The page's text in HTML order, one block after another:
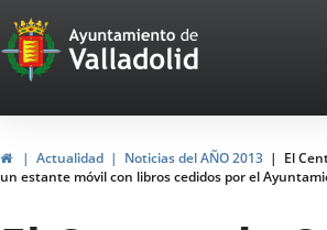
Portal
Web
del
Ayuntamiento
de
HomeActualidad Noticias del AÑO 2013
El
un estante móvil con libros cedidos por el